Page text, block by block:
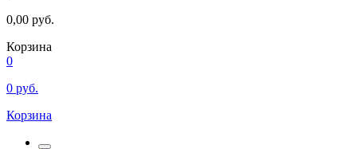
0,00 руб.
Корзина
0
0 руб.
Корзина